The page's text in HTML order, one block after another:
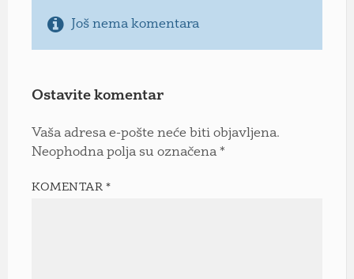
Još nema komentara
Ostavite komentar
Vaša adresa e-pošte neće biti objavljena.
Neophodna polja su označena *
KOMENTAR*